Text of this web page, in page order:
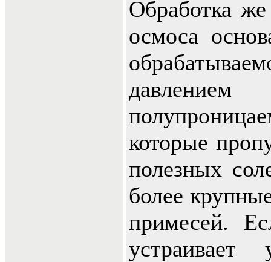
Обработка
осмоса
которые
полезных
более
примесей.
устраивает